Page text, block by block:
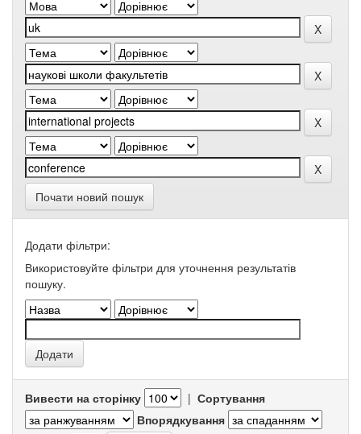
Почати новий пошук
Додати фільтри:
Використовуйте фільтри для уточнення результатів
пошуку.
Вивести на сторінку | Сортування
Впорядкування